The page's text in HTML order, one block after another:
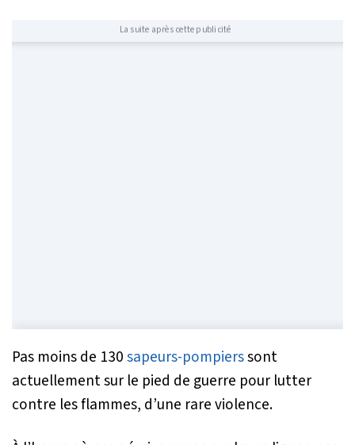
La suite après cette publicité
Pas moins de 130sapeurs-pompierssont
actuellement sur le pied de guerre pour lutter
contre les flammes, d’une rare violence.